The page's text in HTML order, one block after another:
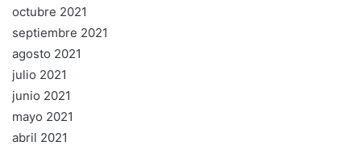
octubre 2021
septiembre 2021
agosto 2021
julio 2021
junio 2021
mayo 2021
abril 2021